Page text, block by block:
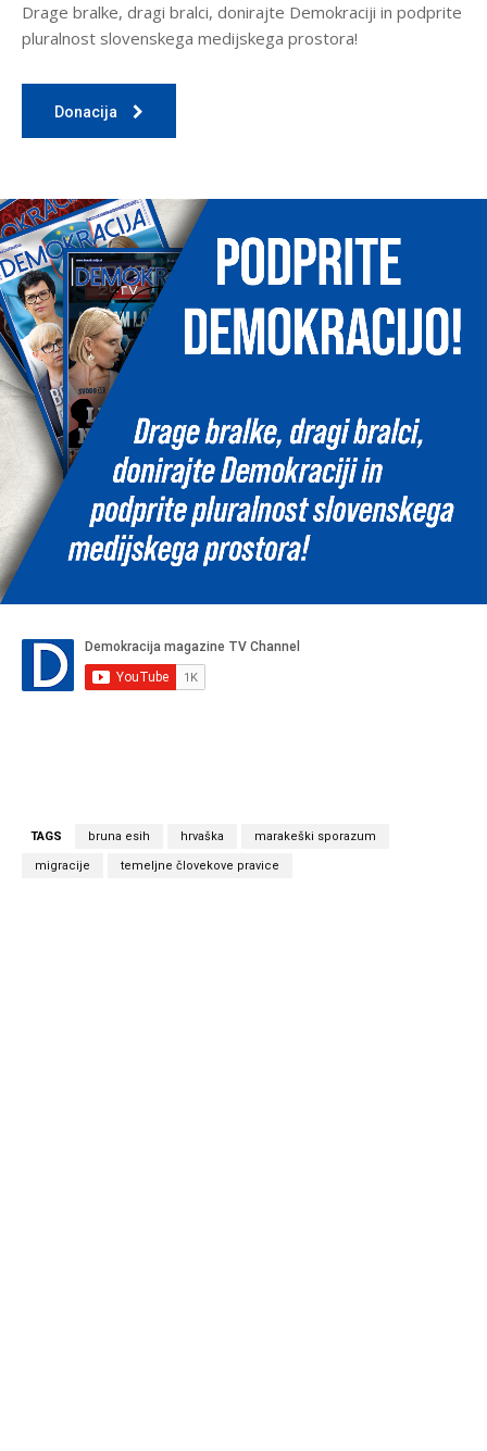
Drage bralke, dragi bralci, donirajte Demokraciji in podprite
pluralnost slovenskega medijskega prostora!
Donacija
TAGS bruna esih hrvaška marakeški sporazum
migracije temeljne človekove pravice